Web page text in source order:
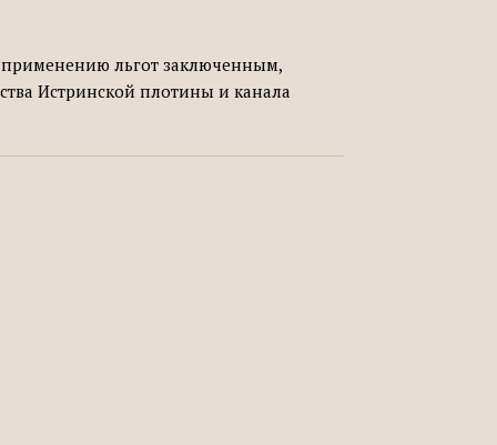
льгот заключенным,
Истринской плотины и канала